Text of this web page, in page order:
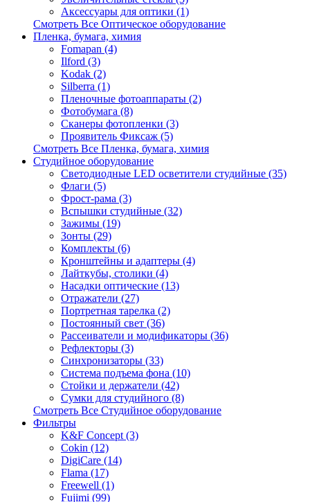
Аксессуары для оптики (1)
Смотреть Все Оптическое оборудование
Пленка, бумага, химия
Fomapan (4)
Ilford (3)
Kodak (2)
Silberra (1)
Пленочные фотоаппараты (2)
Фотобумага (8)
Сканеры фотопленки (3)
Проявитель Фиксаж (5)
Смотреть Все Пленка, бумага, химия
Студийное оборудование
Светодиодные LED осветители студийные (35)
Флаги (5)
Фрост-рама (3)
Вспышки студийные (32)
Зажимы (19)
Зонты (29)
Комплекты (6)
Кронштейны и адаптеры (4)
Лайткубы, столики (4)
Насадки оптические (13)
Отражатели (27)
Портретная тарелка (2)
Постоянный свет (36)
Рассеиватели и модификаторы (36)
Рефлекторы (3)
Синхронизаторы (33)
Система подъема фона (10)
Стойки и держатели (42)
Сумки для студийного (8)
Смотреть Все Студийное оборудование
Фильтры
K&F Concept (3)
Cokin (12)
DigiCare (14)
Flama (17)
Freewell (1)
Fujimi (99)